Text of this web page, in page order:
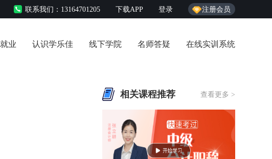
联系我们：13164701205 下载APP 登录 注册会员
业 认识学乐佳 线下学院 名师答疑 在线实训系统
相关课程推荐 查看更多 >